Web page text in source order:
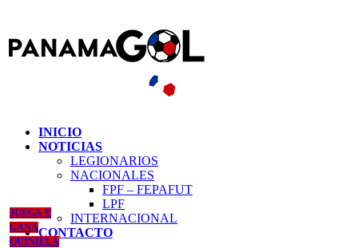
INICIO
NOTICIAS
LEGIONARIOS
NACIONALES
FPF – FEPAFUT
LPF
INTERNACIONAL
CONTACTO
JUEGA Y
GANA
QUINIELA